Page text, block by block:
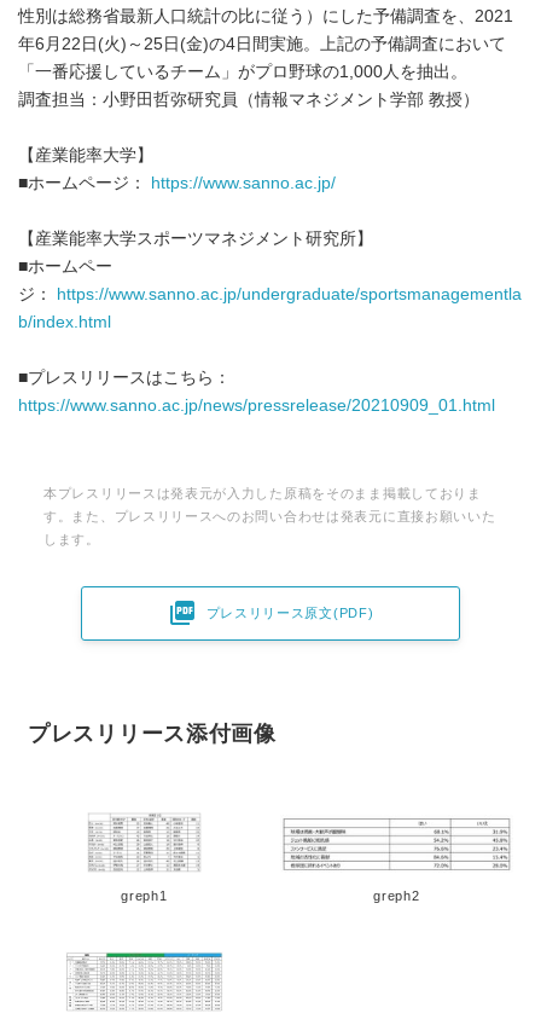
性別は総務省最新人口統計の比に従う）にした予備調査を、2021
年6月22日(火)～25日(金)の4日間実施。上記の予備調査において
「一番応援しているチーム」がプロ野球の1,000人を抽出。
調査担当：小野田哲弥研究員（情報マネジメント学部 教授）
【産業能率大学】
■ホームページ：
https://www.sanno.ac.jp/
【産業能率大学スポーツマネジメント研究所】
■ホームペー
ジ：
https://www.sanno.ac.jp/undergraduate/sportsmanagementla
b/index.html
■プレスリリースはこちら：
https://www.sanno.ac.jp/news/pressrelease/20210909_01.html
本プレスリリースは発表元が入力した原稿をそのまま掲載しておりま
す。また、プレスリリースへのお問い合わせは発表元に直接お願いいた
します。
 プレスリリース原文(PDF)
プレスリリース添付画像
greph1 greph2